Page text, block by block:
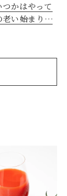
つかはやって
い――始まりは